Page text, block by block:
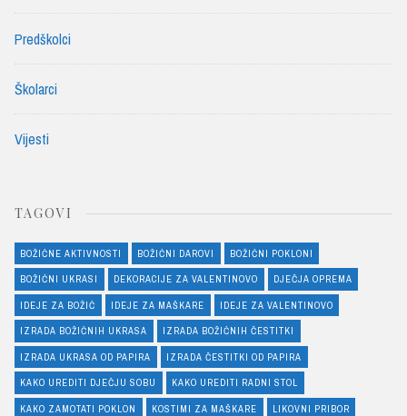
Predškolci
Školarci
Vijesti
TAGOVI
BOŽIĆNE AKTIVNOSTI BOŽIĆNI DAROVI BOŽIĆNI POKLONI
BOŽIĆNI UKRASI DEKORACIJE ZA VALENTINOVO DJEČJA OPREMA
IDEJE ZA BOŽIĆ IDEJE ZA MAŠKARE IDEJE ZA VALENTINOVO
IZRADA BOŽIĆNIH UKRASA IZRADA BOŽIĆNIH ČESTITKI
IZRADA UKRASA OD PAPIRA IZRADA ČESTITKI OD PAPIRA
KAKO UREDITI DJEČJU SOBU KAKO UREDITI RADNI STOL
KAKO ZAMOTATI POKLON KOSTIMI ZA MAŠKARE LIKOVNI PRIBOR